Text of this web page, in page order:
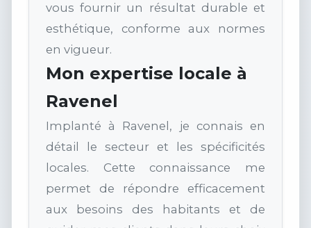
vous fournir un résultat durable et
esthétique, conforme aux normes
en vigueur.
Mon expertise locale à
Ravenel
Implanté à Ravenel, je connais en
détail le secteur et les spécificités
locales. Cette connaissance me
permet de répondre efficacement
aux besoins des habitants et de